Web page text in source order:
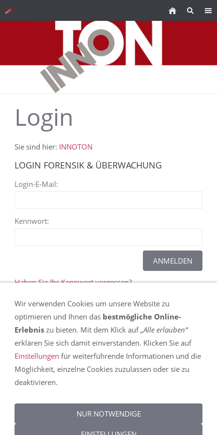
Login
Sie sind hier: INNOTON
LOGIN FORENSIK & ÜBERWACHUNG
Login-E-Mail:
Kennwort:
Haben Sie Ihr Kennwort vergessen?
da Sie der Speicherung der für die Darstellung
widersprochen haben. In
Nutzung von Cookies auf dieser Seite und können
Ihre Präferenzen detailliert anpassen.
DIESEN COOKIE ZULASSEN
Wir verwenden Cookies um unsere Website zu
optimieren und Ihnen das bestmögliche Online-
Erlebnis zu bieten. Mit dem Klick auf„Alle erlauben“
erklären Sie sich damit einverstanden. Klicken Sie auf
Einstellungen für weiterführende Informationen und die
Möglichkeit, einzelne Cookies zuzulassen oder sie zu
deaktivieren.
NUR NOTWENDIGE